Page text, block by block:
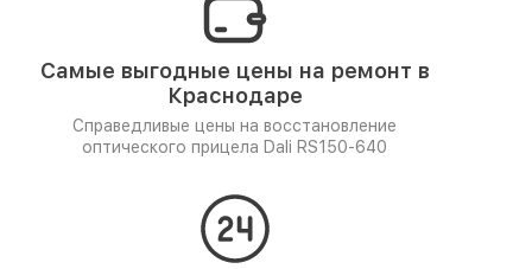
Самые выгодные цены на ремонт в
Краснодаре
Справедливые цены на восстановление
оптического прицела Dali RS150-640